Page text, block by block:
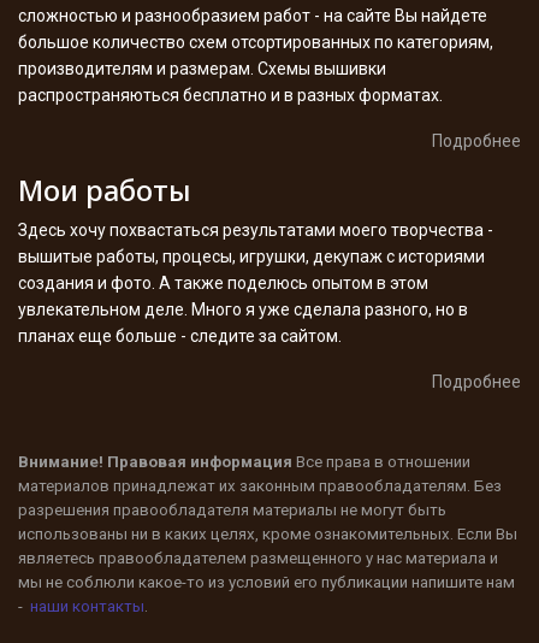
сложностью и разнообразием работ - на сайте Вы найдете
большое количество схем отсортированных по категориям,
производителям и размерам. Схемы вышивки
распространяються бесплатно и в разных форматах.
Подробнее
Мои работы
Здесь хочу похвастаться результатами моего творчества -
вышитые работы, процесы, игрушки, декупаж с историями
создания и фото. А также поделюсь опытом в этом
увлекательном деле. Много я уже сделала разного, но в
планах еще больше - следите за сайтом.
Подробнее
Внимание! Правовая информация Все права в отношении
материалов принадлежат их законным правообладателям. Без
разрешения правообладателя материалы не могут быть
использованы ни в каких целях, кроме ознакомительных. Если Вы
являетесь правообладателем размещенного у нас материала и
мы не соблюли какое-то из условий его публикации напишите нам
- наши контакты.